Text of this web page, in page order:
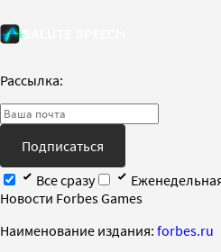
Рассылка:
Подписаться
Все сразу
Новости Forbes Games
Наименование издания: forbes.ru